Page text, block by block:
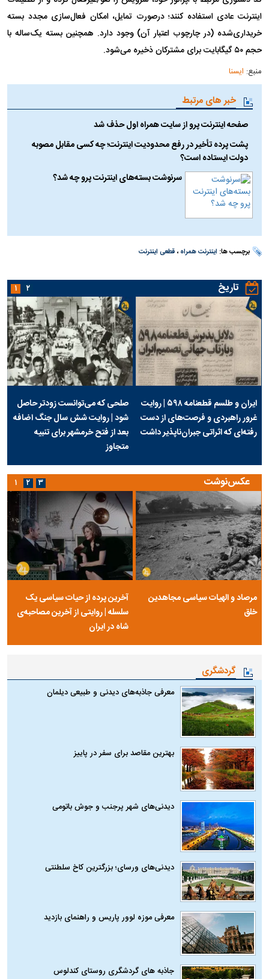
اینترنت عادی استفاده کنند؛ درصورت تمایل، امکان فعال‌سازی مجدد بسته
خریداری‌شده (در چارچوب اعتبار آن) وجود دارد. همچنین بسته یک‌ساله با
حجم ۵۰ گیگابایت برای مشترکان ذخیره می‌شود.
منبع: ایسنا
خبر های مرتبط
صفحه اینترنت پرو از سایت همراه اول حذف شد
پشت پرده تأخیر در رفع محدودیت اینترنت؛ چه کسی مقابل مصوبه
دولت ایستاده است؟
سرنوشت بسته‌های اینترنت پرو چه شد؟
برچسب ها: اینترنت همراه ، قطعی اینترنت
تاریخ
ایران و طلسم قطعنامه ۵۹۸ | روایت
غرور راهبردی و فرصت‌های از دست
رفته‌ای که اثراتی جبران‌ناپذیر داشت
صلحی که می‌توانست زودتر حاصل
شود | روایت شش سال جنگ اضافه
بعد از فتح خرمشهر برای تنبیه
متجاوز
۱ ۲
عکس‌نوشت
مرصاد و الهیات سیاسی مجاهدین
خلق
آخرین پرده از حیات سیاسی یک
سلسله | روایتی از آخرین مصاحبه‌ی
شاه در ایران
۱ ۲ ۳
گردشگری
معرفی جاذبه‌های دیدنی و طبیعی دیلمان
بهترین مقاصد برای سفر در پاییز
دیدنی‌های شهر پرجنب و جوش باتومی
دیدنی‌های ورسای؛ بزرگترین کاخ سلطنتی
معرفی موزه لوور پاریس و راهنمای بازدید
جاذبه های گردشگری روستای کندلوس